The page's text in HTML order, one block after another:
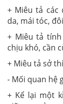
+ Miêu tả các
da, mái tóc,
+ Miêu tả
chịu khó, cần
+ Miêu tả sở
- Mối quan hệ
+ Kể lại một